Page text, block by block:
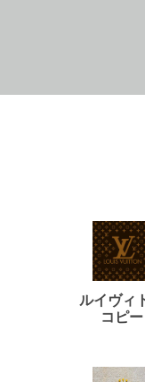
ルイヴィ
コピー